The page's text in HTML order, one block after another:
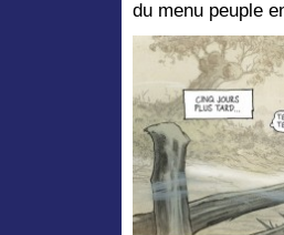
du menu peuple